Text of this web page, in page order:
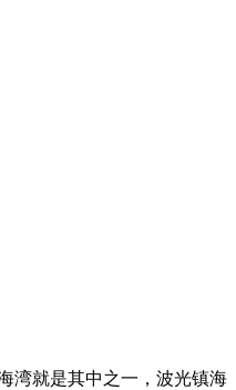
湾就是其中之一，波光镇海